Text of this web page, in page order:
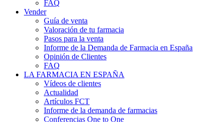
FAQ
Vender
Guía de venta
Valoración de tu farmacia
Pasos para la venta
Informe de la Demanda de Farmacia en España
Opinión de Clientes
FAQ
LA FARMACIA EN ESPAÑA
Vídeos de clientes
Actualidad
Artículos FCT
Informe de la demanda de farmacias
Conferencias One to One